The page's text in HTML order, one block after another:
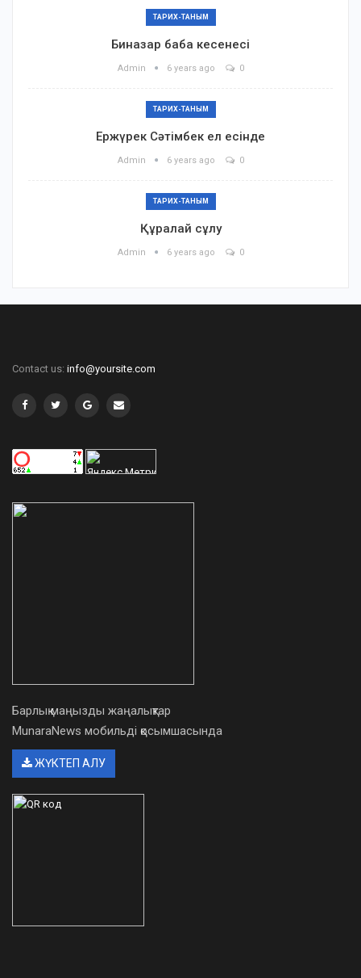
ТАРИХ-ТАНЫМ
Биназар баба кесенесі
Admin 6 years ago 0
ТАРИХ-ТАНЫМ
Ержүрек Сәтімбек ел есінде
Admin 6 years ago 0
ТАРИХ-ТАНЫМ
Құралай сұлу
Admin 6 years ago 0
Contact us: info@yoursite.com
Барлық маңызды жаңалықтар
MunaraNews мобильді қосымшасында
ЖҮКТЕП АЛУ